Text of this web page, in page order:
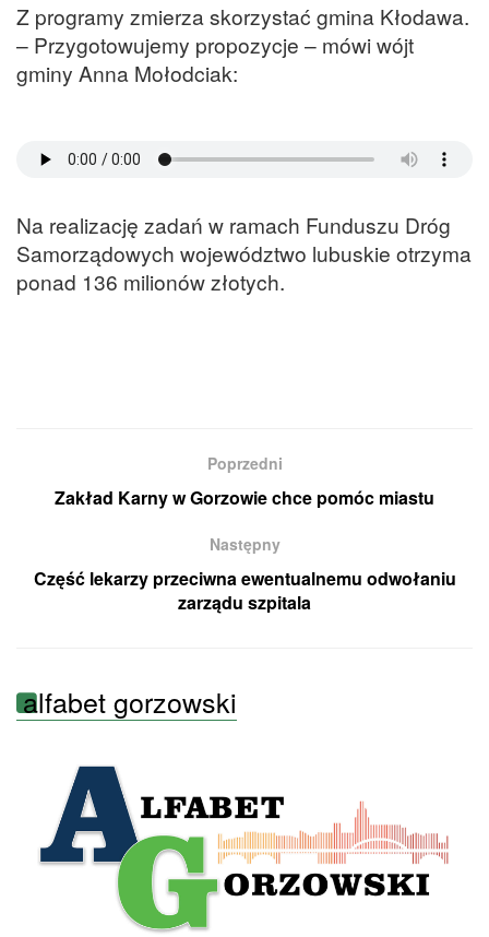
Z programy zmierza skorzystać gmina Kłodawa.
– Przygotowujemy propozycje – mówi wójt
gminy Anna Mołodciak:
Na realizację zadań w ramach Funduszu Dróg
Samorządowych województwo lubuskie otrzyma
ponad 136 milionów złotych.
Poprzedni
Zakład Karny w Gorzowie chce pomóc miastu
Następny
Część lekarzy przeciwna ewentualnemu odwołaniu
zarządu szpitala
alfabet gorzowski